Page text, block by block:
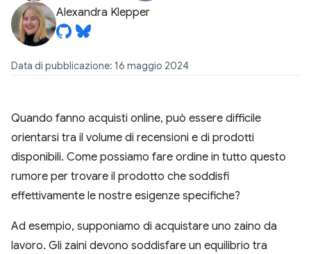
Alexandra Klepper
Data di pubblicazione: 16 maggio 2024
Quando fanno acquisti online, può essere difficile
orientarsi tra il volume di recensioni e di prodotti
disponibili. Come possiamo fare ordine in tutto questo
rumore per trovare il prodotto che soddisfi
effettivamente le nostre esigenze specifiche?
Ad esempio, supponiamo di acquistare uno zaino da
lavoro. Gli zaini devono soddisfare un equilibrio tra